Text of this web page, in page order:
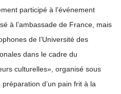
participé à l’événement
à l’ambassade de France, mais
de l’Université des
dans le cadre du
culturelles», organisé sous
d’un pain frit à la